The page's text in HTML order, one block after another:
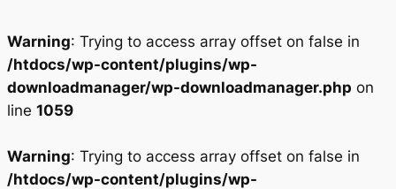
Warning: Trying to access array offset on false in
/htdocs/wp-content/plugins/wp-
downloadmanager/wp-downloadmanager.php on
line 1059
Warning: Trying to access array offset on false in
/htdocs/wp-content/plugins/wp-